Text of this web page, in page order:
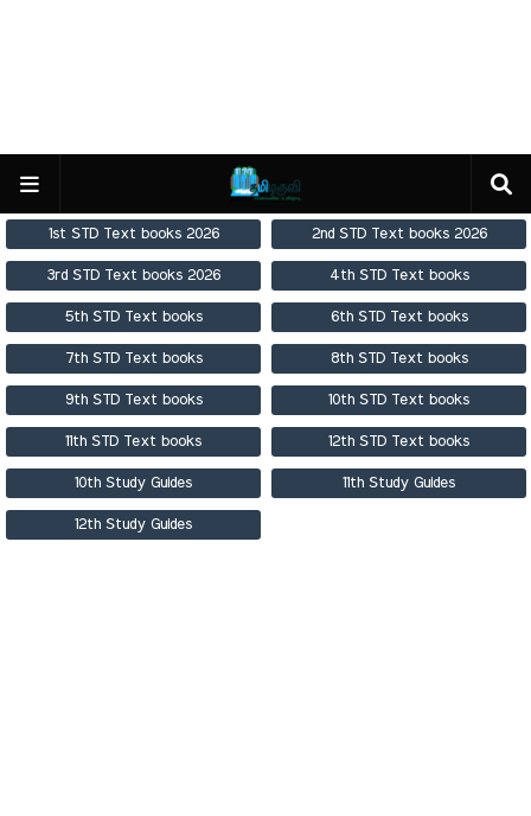
1st STD Text books 2026 2nd STD Text books 2026
3rd STD Text books 2026 4th STD Text books
5th STD Text books 6th STD Text books
7th STD Text books 8th STD Text books
9th STD Text books 10th STD Text books
11th STD Text books 12th STD Text books
10th Study Guides 11th Study Guides
12th Study Guides